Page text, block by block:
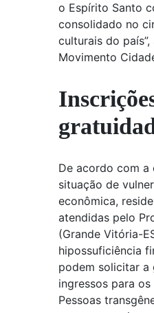
o Espírito Santo
consolidado no
culturais do
Movimento
De acordo com a
situação de
econômica,
atendidas pelo
(Grande Vitória-
hipossuficiência
podem solicitar
ingressos para
Pessoas